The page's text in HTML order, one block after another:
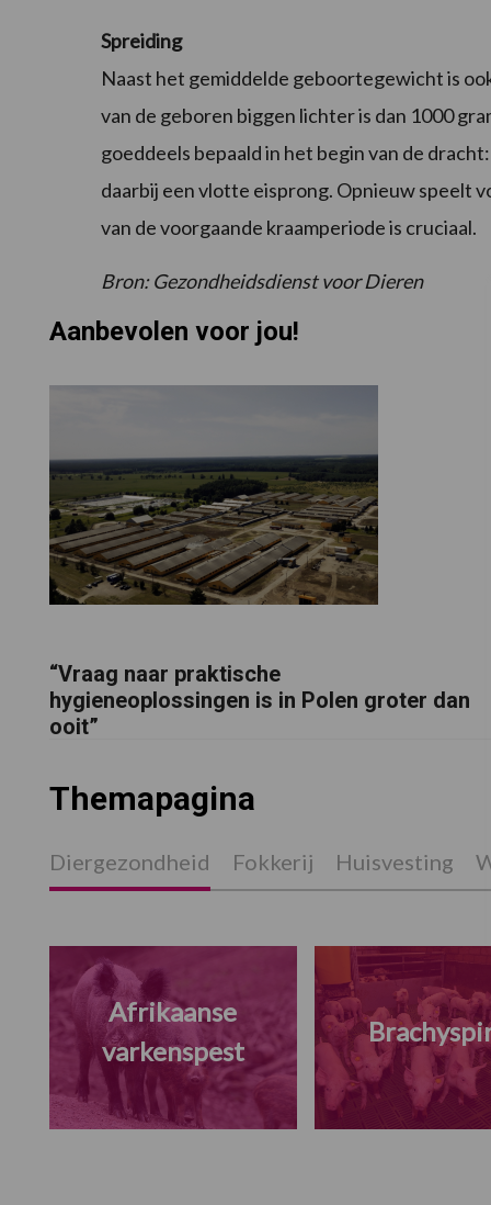
Spreiding
Naast het gemiddelde geboortegewicht is
van de geboren biggen lichter is dan 1000
goeddeels bepaald in het begin van de
daarbij een vlotte eisprong. Opnieuw speelt
van de voorgaande kraamperiode is cruciaal.
Bron: Gezondheidsdienst voor Dieren
Aanbevolen voor jou!
“Vraag naar praktische
hygieneoplossingen is in Polen groter dan
ooit”
Themapagina
Diergezondheid Fokkerij Huisvesting
Afrikaanse
varkenspest